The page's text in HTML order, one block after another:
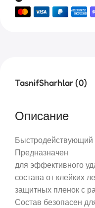
TasnifSharhlar (0)
Описание
Быстродействующий
Предназначен
для эффективного
состава от клейких
защитных пленок с
Состав безопасен